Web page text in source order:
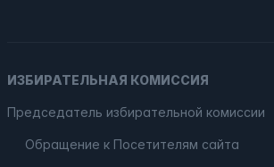
ИЗБИРАТЕЛЬНАЯ КОМИССИЯ
Председатель избирательной комиссии
Обращение к Посетителям сайта